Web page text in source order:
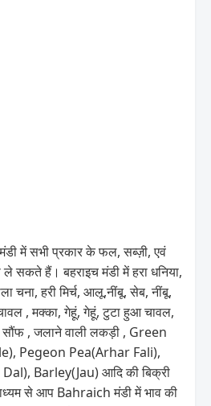
में सभी प्रकार के फल, सब्ज़ी, एवं
सकते हैं। बहराइच मंडी में हरा धनिया,
चना, हरी मिर्च, आलू,नींबू, सेब, नींबू,
, मक्का, गेहूं, गेहूं, टुटा हुआ चावल,
सौंफ , जलाने वाली लकड़ी , Green
Pegeon Pea(Arhar Fali),
Barley(Jau) आदि की बिक्री
से आप Bahraich मंडी में भाव की